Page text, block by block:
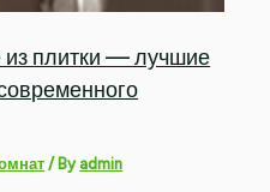
из плитки — лучшие
/ Byadmin